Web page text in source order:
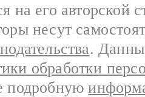
на его авторской
несут
.
обработки
подробную